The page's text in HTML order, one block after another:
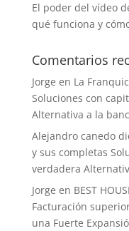
El poder del vídeo
qué funciona y
Comentarios
Jorge en La
Soluciones con
Alternativa a la
Alejandro canedo
y sus completas
verdadera
Jorge en BEST
Facturación
una Fuerte